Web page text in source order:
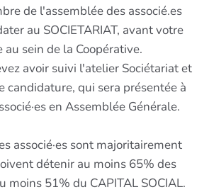
de l'assemblée des associé.es
au SOCIETARIAT, avant votre
sein de la Coopérative.
avoir suivi l'atelier Sociétariat et
candidature, qui sera présentée à
en Assemblée Générale.
associé·es sont majoritairement
détenir au moins 65% des
moins 51% du CAPITAL SOCIAL.